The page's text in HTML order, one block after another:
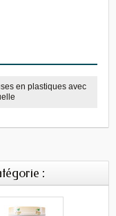
en plastiques avec
: